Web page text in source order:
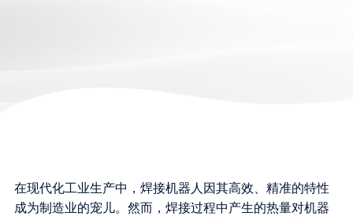
在现代化工业生产中，焊接机器人因其高效、精准的特性
成为制造业的宠儿。然而，焊接过程中产生的热量对机器